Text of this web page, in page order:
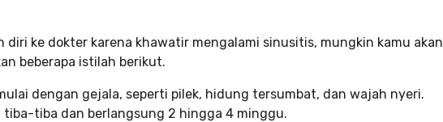
diri ke dokter karena khawatir mengalami sinusitis, mungkin kamu akan
beberapa istilah berikut.
dengan gejala, seperti pilek, hidung tersumbat, dan wajah nyeri.
tiba dan berlangsung 2 hingga 4 minggu.